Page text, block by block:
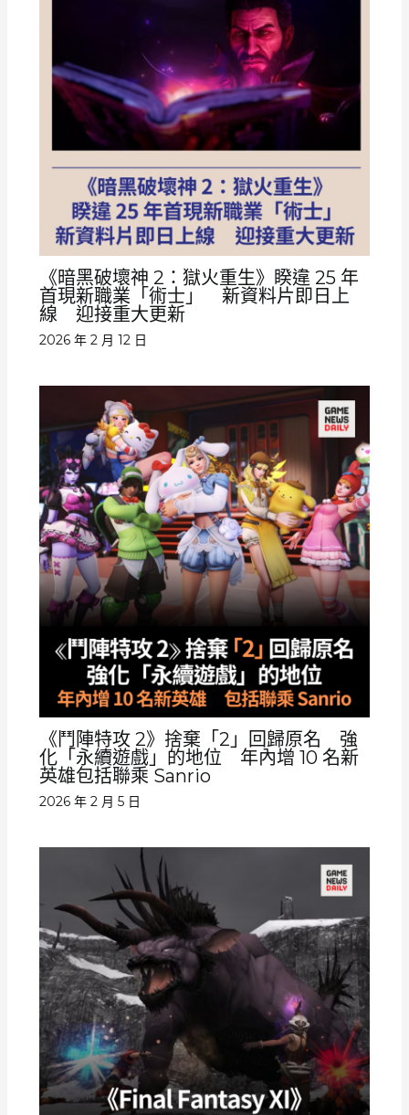
《暗黑破壞神 2：獄火重生》睽違 25 年
首現新職業「術士」 新資料片即日上
線 迎接重大更新
2026 年 2 月 12 日
《鬥陣特攻 2》捨棄「2」回歸原名 強
化「永續遊戲」的地位 年內增 10 名新
英雄包括聯乘 Sanrio
2026 年 2 月 5 日